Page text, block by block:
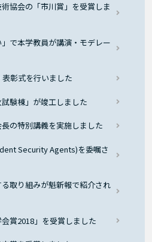
協会の「市川賞」を受賞しま
」で本学教員が講演・モデレー
彰式を行いました
験棟」が竣工しました
の特別講義を実施しました
Security Agents)を委嘱さ
取り組みが魁新報で紹介され
賞2018」を受賞しました